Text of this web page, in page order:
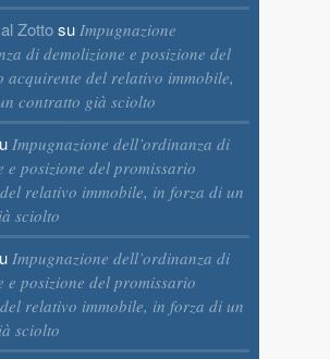
Zottosu Impugnazione
di demolizione e posizione del
acquirente del relativo immobile,
contratto già sciolto
Impugnazione dell’ordinanza di
e posizione del promissario
relativo immobile, in forza di un
sciolto
Impugnazione dell’ordinanza di
e posizione del promissario
relativo immobile, in forza di un
sciolto